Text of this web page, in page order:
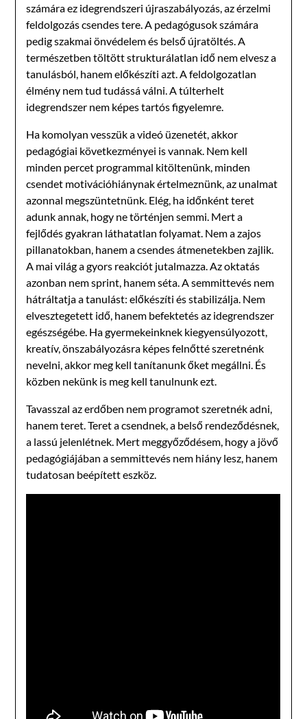
számára ez idegrendszeri újraszabályozás, az érzelmi
feldolgozás csendes tere. A pedagógusok számára
pedig szakmai önvédelem és belső újratöltés. A
természetben töltött strukturálatlan idő nem elvesz a
tanulásból, hanem előkészíti azt. A feldolgozatlan
élmény nem tud tudássá válni. A túlterhelt
idegrendszer nem képes tartós figyelemre.
Ha komolyan vesszük a videó üzenetét, akkor
pedagógiai következményei is vannak. Nem kell
minden percet programmal kitöltenünk, minden
csendet motivációhiánynak értelmeznünk, az unalmat
azonnal megszüntetnünk. Elég, ha időnként teret
adunk annak, hogy ne történjen semmi. Mert a
fejlődés gyakran láthatatlan folyamat. Nem a zajos
pillanatokban, hanem a csendes átmenetekben zajlik.
A mai világ a gyors reakciót jutalmazza. Az oktatás
azonban nem sprint, hanem séta. A semmittevés nem
hátráltatja a tanulást: előkészíti és stabilizálja. Nem
elvesztegetett idő, hanem befektetés az idegrendszer
egészségébe. Ha gyermekeinknek kiegyensúlyozott,
kreatív, önszabályozásra képes felnőtté szeretnénk
nevelni, akkor meg kell tanítanunk őket megállni. És
közben nekünk is meg kell tanulnunk ezt.
Tavasszal az erdőben nem programot szeretnék adni,
hanem teret. Teret a csendnek, a belső rendeződésnek,
a lassú jelenlétnek. Mert meggyőződésem, hogy a jövő
pedagógiájában a semmittevés nem hiány lesz, hanem
tudatosan beépített eszköz.